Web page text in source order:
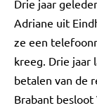
Drie jaar
Adriane uit
ze een
kreeg. Drie jaar
betalen van de
Brabant